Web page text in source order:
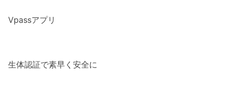
Vpassアプリ
生体認証で素早く安全に